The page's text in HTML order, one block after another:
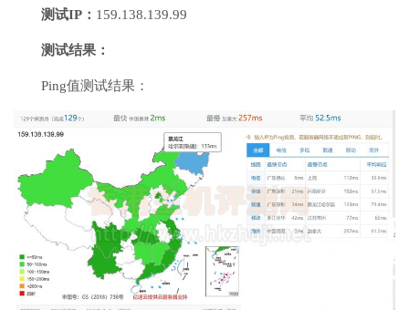
测试IP： 159.138.139.99
测试结果：
Ping值测试结果：